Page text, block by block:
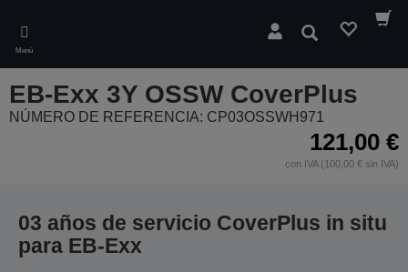
main
content
Menú
Buscar
EB-Exx 3Y OSSW CoverPlus
NÚMERO DE REFERENCIA: CP03OSSWH971
121,00 €
con IVA (100,00 € sin IVA)
03 años de servicio CoverPlus in situ
para EB-Exx